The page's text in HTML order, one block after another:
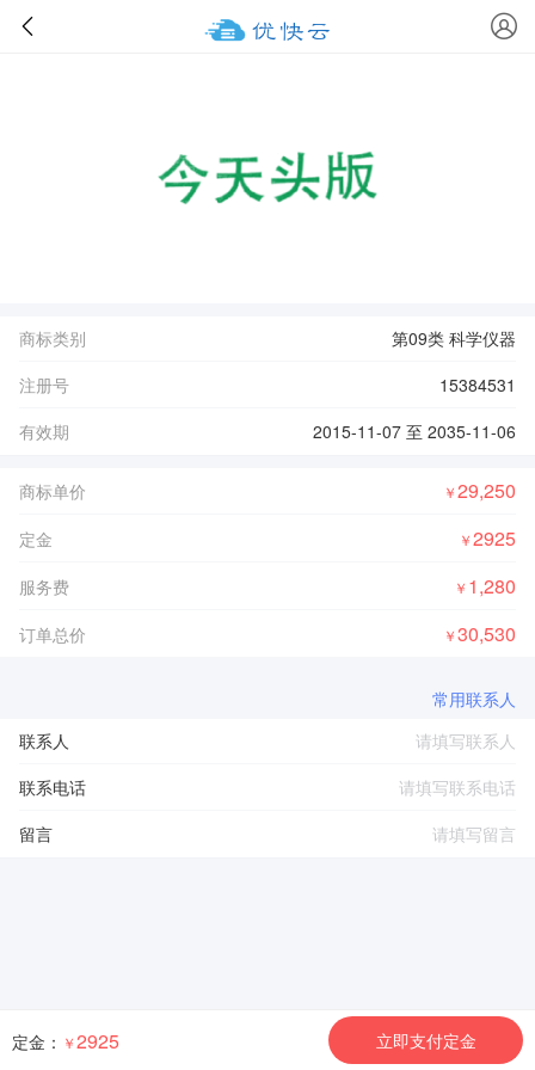
商标类别
第09类 科学仪器
注册号
15384531
有效期
2015-11-07 至 2035-11-06
商标单价 ￥29,250
定金 ￥2925
服务费 ￥ 1,280
订单总价 ￥30,530
常用联系人
联系人
联系电话
留言
定金： ￥2925 立即支付定金